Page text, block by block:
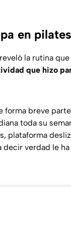
en
la rutina
que hizo
forma breve
toda su
plataforma
verdad le